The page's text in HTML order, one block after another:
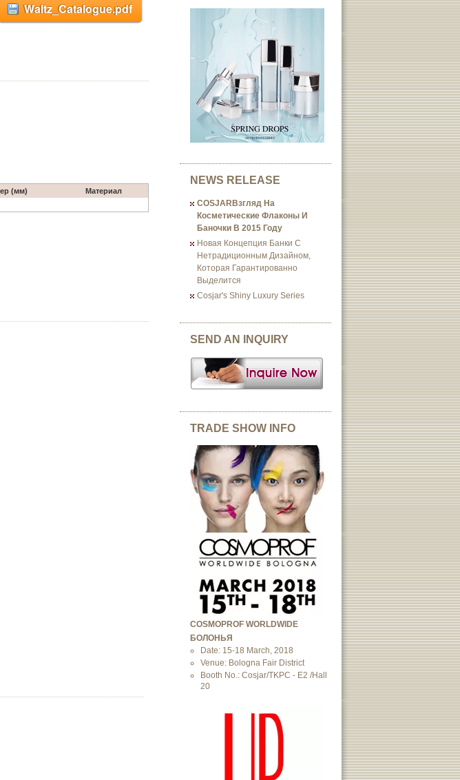
Waltz_Catalogue.pdf
(мм)
Материал
NEWS RELEASE
COSJARВзгляд На
Косметические Флаконы И
Баночки В 2015 Году
Новая Концепция Банки С
Нетрадиционным Дизайном,
Которая Гарантированно
Выделится
Cosjar's Shiny Luxury Series
SEND AN INQUIRY
TRADE SHOW INFO
COSMOPROF WORLDWIDE
БОЛОНЬЯ
Date: 15-18 March, 2018
Venue: Bologna Fair District
Booth No.: Cosjar/TKPC - E2 /Hall
20